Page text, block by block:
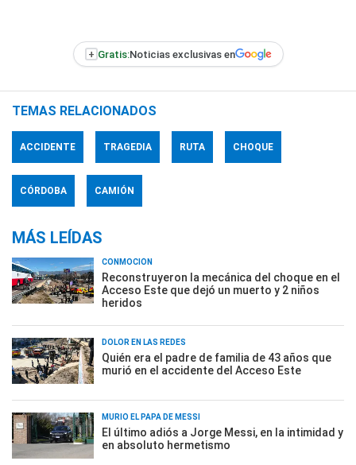
+ Gratis:Noticias exclusivas en
TEMAS RELACIONADOS
ACCIDENTE TRAGEDIA RUTA CHOQUE
CÓRDOBA CAMIÓN
MÁS LEÍDAS
CONMOCIÓN
Reconstruyeron la mecánica del choque en el
Acceso Este que dejó un muerto y 2 niños
heridos
DOLOR EN LAS REDES
Quién era el padre de familia de 43 años que
murió en el accidente del Acceso Este
MURIÓ EL PAPÁ DE MESSI
El último adiós a Jorge Messi, en la intimidad y
en absoluto hermetismo